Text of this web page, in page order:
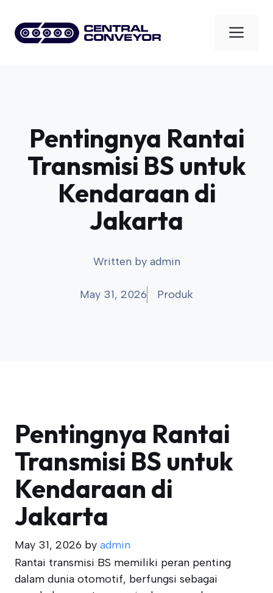
content
Pentingnya Rantai
Transmisi BS untuk
Kendaraan di
Jakarta
Written by admin
May 31, 2026 Produk
Pentingnya Rantai
Transmisi BS untuk
Kendaraan di
Jakarta
May 31, 2026 by admin
Rantai transmisi BS memiliki peran penting
dalam dunia otomotif, berfungsi sebagai